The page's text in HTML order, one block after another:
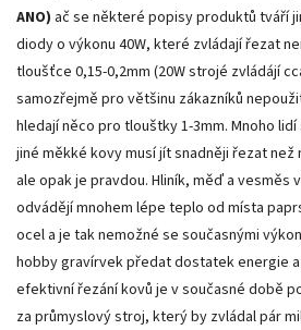
ANO) ač se některé popisy produktů tváří
diody o výkonu 40W, které zvládají řezat
tloušťce 0,15-0,2mm (20W strojé zvládájí
samozřejmě pro většinu zákazníků
hledají něco pro tlouštky 1-3mm. Mnoho
jiné měkké kovy musí jít snadněji řezat
ale opak je pravdou. Hliník, měď a vesměs
odvádějí mnohem lépe teplo od místa
ocel a je tak nemožné se současnými
hobby gravírvek předat dostatek energie
efektivní řezání kovů je v současné době
za průmyslový stroj, který by zvládal pár